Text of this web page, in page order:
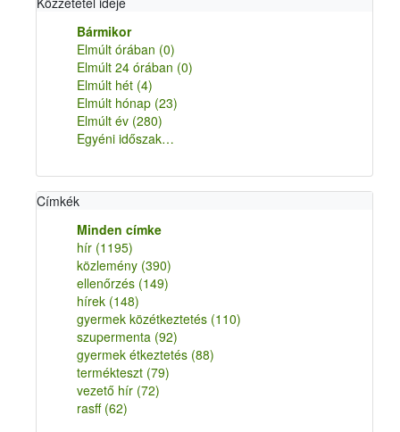
Bármikor
Elmúlt órában (0)
Elmúlt 24 órában (0)
Elmúlt hét (4)
Elmúlt hónap (23)
Elmúlt év (280)
Egyéni időszak…
Címkék
Minden címke
hír (1195)
közlemény (390)
ellenőrzés (149)
hírek (148)
gyermek közétkeztetés (110)
szupermenta (92)
gyermek étkeztetés (88)
termékteszt (79)
vezető hír (72)
rasff (62)